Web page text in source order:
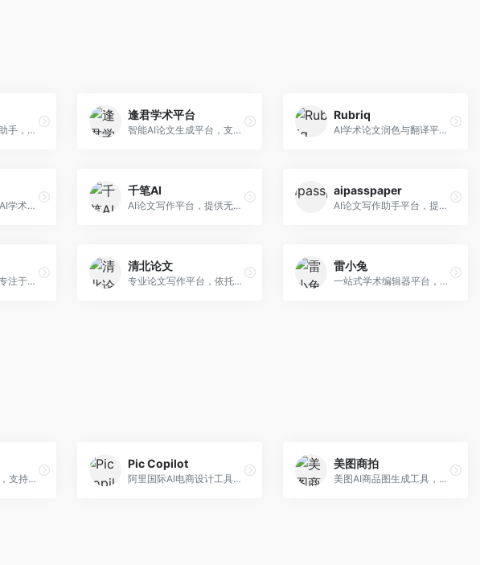
一站式AI论文写作助手，覆盖学术写作全场景。面向高校学生和科研人员，提供开题报告、文献综述、论文正文等写作服务，支持多学科多类型论文，操作简便。
逢君学术平台
智能AI论文生成平台，支持查重检测。面向高校学生和研究人员，提供论文选题、内容生成、查重修改等一站式服务，学术写作流程完整。
Rubriq
AI学术论文润色与翻译平台。面向国际期刊投稿者，提供论文润色、翻译、格式调整等服务，支持多语言，学术表达专业规范。
文科研究生多模态AI学术写作平台。面向文科研究生和社科研究者，提供文献综述、理论分析、定性研究辅助等服务，文科研究方法论支持完善。
千笔AI
AI论文写作平台，提供无限改稿服务。面向高校学生和学术研究者，支持论文选题、大纲生成、内容撰写、查重修改等全流程服务，改稿次数不限，服务质量有保障。
aipasspaper
AI论文写作助手平台，提供智能化的学术写作支持。面向大学生和研究人员，支持多种学科论文生成，提供参考文献管理和格式规范服务，写作效率高。
AI科研写作平台，专注于学术研究辅助。面向研究生和科研工作者，提供文献分析、研究方法指导、论文撰写等服务，学术资源丰富，研究支持全面。
清北论文
专业论文写作平台，依托高校学术资源。面向本科生和研究生，提供论文指导、写作辅助、查重检测等服务，学术规范性强，适合追求高质量论文的用户。
雷小兔
一站式学术编辑器平台，覆盖论文写作全流程。面向高校学生和科研人员，提供选题分析、文献检索、论文生成、查重降重等服务，操作流程清晰，学术写作效率显著提升。
电商模特生成平台，支持AI虚拟模特创作。面向服装和配饰电商，提供模特试穿、商品展示、营销素材生成等服务，模特形象可定制。
Pic Copilot
阿里国际AI电商设计工具，专注于跨境电商。面向跨境电商卖家，提供商品图优化、营销海报生成、多语言适配等服务，海外市场适配性强。
美图商拍
美图AI商品图生成工具，整合美图生态。面向电商卖家，提供商品图美化、模特替换、场景生成等服务，移动端操作便捷。